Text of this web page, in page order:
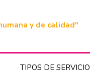
y de calidad"
TIPOS DE SERVICIO